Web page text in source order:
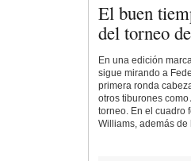
El buen
del torneo
En una edición
sigue mirando a
primera ronda
otros tiburones
torneo. En el cuadro
Williams, además